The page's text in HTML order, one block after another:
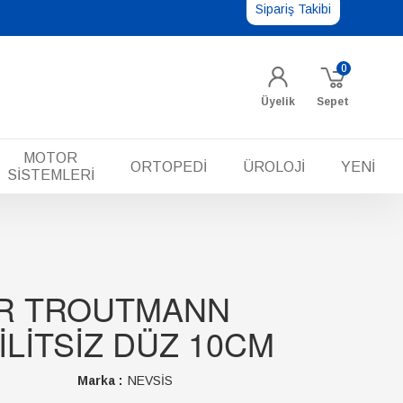
Sipariş Takibi
Üyelik Sepet
0
MOTOR
SİSTEMLERİ
ORTOPEDİ ÜROLOJİ YENİ
TROUTMANN
DÜZ 10CM
Marka : NEVSİS